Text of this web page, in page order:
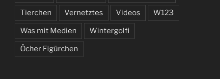
Tierchen Vernetztes Videos W123
Was mit Medien Wintergolfi
Öcher Figürchen